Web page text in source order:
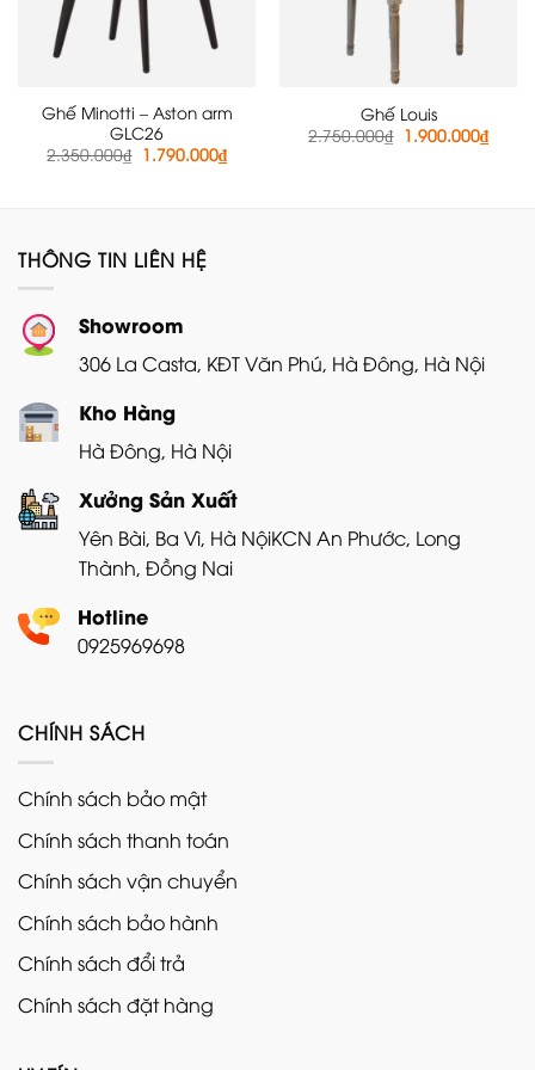
Ghế Minotti – Aston arm
GLC26
2.350.000₫ Giá
gốc
1.790.000₫Giá
hiện
Ghế Louis
2.750.000₫ Giá
gốc
1.900.000₫Giá
hiện
THÔNG TIN LIÊN HỆ
Showroom
306 La Casta, KĐT Văn Phú, Hà Đông, Hà Nội
Kho Hàng
Hà Đông, Hà Nội
Xưởng Sản Xuất
Yên Bài, Ba Vì, Hà NộiKCN An Phước, Long
Thành, Đồng Nai
Hotline
0925969698
CHÍNH SÁCH
Chính sách bảo mật
Chính sách thanh toán
Chính sách vận chuyển
Chính sách bảo hành
Chính sách đổi trả
Chính sách đặt hàng